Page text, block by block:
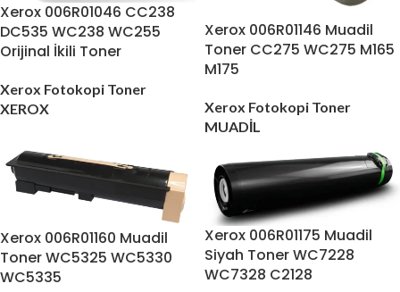
Xerox 006R01046 CC238
DC535 WC238 WC255
Orijinal İkili Toner
Xerox Fotokopi Toner
XEROX
Xerox 006R01146 Muadil
Toner CC275 WC275 M165
M175
Xerox Fotokopi Toner
MUADİL
Xerox 006R01160 Muadil
Toner WC5325 WC5330
WC5335
Xerox 006R01175 Muadil
Siyah Toner WC7228
WC7328 C2128